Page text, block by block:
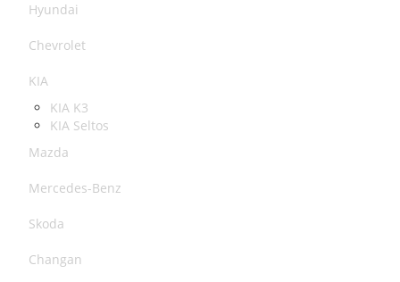
Hyundai
Chevrolet
KIA
KIA K3
KIA Seltos
Mazda
Mercedes-Benz
Skoda
Changan